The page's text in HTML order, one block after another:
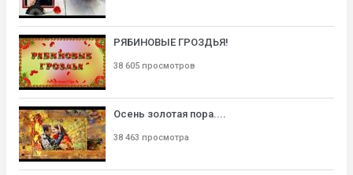
РЯБИНОВЫЕ ГРОЗДЬЯ!
38 605 просмотров
Осень золотая пора....
38 463 просмотра